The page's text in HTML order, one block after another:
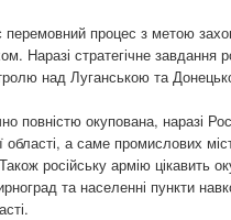
перемовний процес з метою
Наразі стратегічне завдання
над Луганською та
повністю окупована, наразі
області, а саме промислових
російську армію цікавить
та населенні пункти